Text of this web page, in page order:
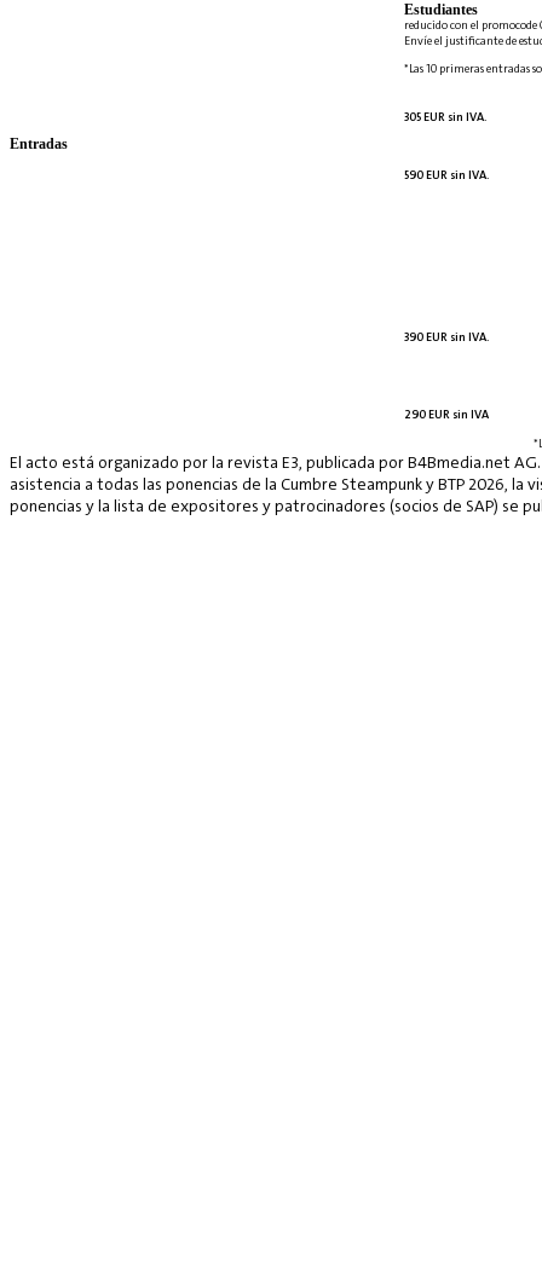
Estudiantes
reducido con el promocode
Envíe el justificante de
*Las 10 primeras entradas
305 EUR sin IVA.
590 EUR sin IVA.
390 EUR sin IVA.
290 EUR sin IVA
Entradas
El acto está organizado por la revista E3, publicada por B4Bmedia.net
asistencia a todas las ponencias de la Cumbre Steampunk y BTP 2026,
ponencias y la lista de expositores y patrocinadores (socios de SAP) se